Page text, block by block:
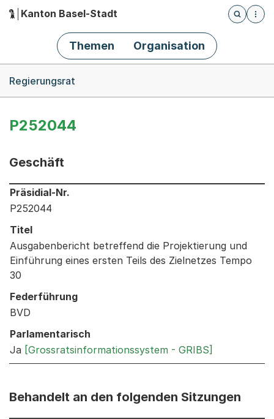
Hauptnavigation
Kanton Basel-Stadt
Öffnet
Themen Organisation
Regierungsrat
P252044
Geschäft
Informationen zum Ausgewählten Geschäft
Präsidial-Nr.
P252044
Titel
Ausgabenbericht betreffend die Projektierung und
Einführung eines ersten Teils des Zielnetzes Tempo
30
Federführung
BVD
Parlamentarisch
Ja [Grossratsinformationssystem - GRIBS]
Behandelt an den folgenden Sitzungen